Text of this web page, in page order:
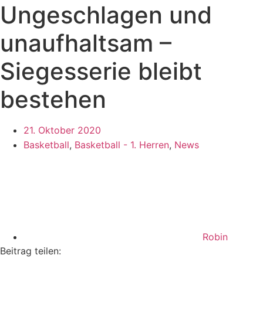
Ungeschlagen und
unaufhaltsam –
Siegesserie bleibt
bestehen
21. Oktober 2020
Basketball, Basketball - 1. Herren, News
Robin
Beitrag teilen: